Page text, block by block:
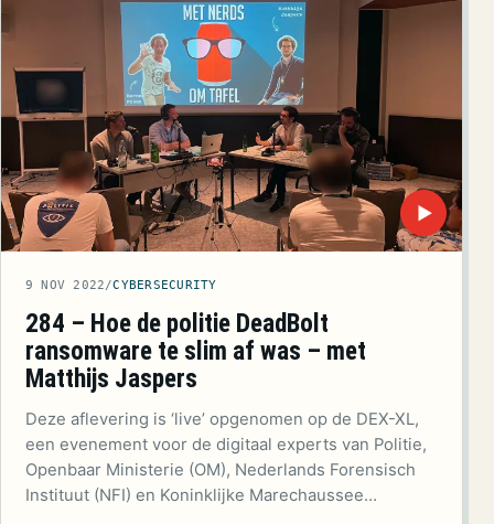
▶
9 NOV 2022/CYBERSECURITY
284 – Hoe de politie DeadBolt
ransomware te slim af was – met
Matthijs Jaspers
Deze aflevering is ‘live’ opgenomen op de DEX-XL,
een evenement voor de digitaal experts van Politie,
Openbaar Ministerie (OM), Nederlands Forensisch
Instituut (NFI) en Koninklijke Marechaussee…